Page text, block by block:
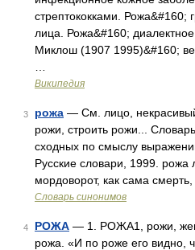
стрептококками. Рожа&#160;
лица. Рожа&#160;
Миклош (1907 1995)&#160;
Википедия
3 рожа — См. лицо,
рожи, строить рожи...
сходных по смыслу
Русские словари, 1999. рожа
мордоворот, как сама
Словарь синонимов
4 РОЖА — 1. РОЖА1, рожи,
рожа. «И по роже его видно,